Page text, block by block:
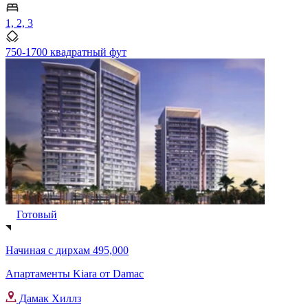
1, 2, 3
750-1700 квадратный фут
Готовый
Начиная с дирхам 495,000
Апартаменты Kiara от Damac
Дамак Хиллз